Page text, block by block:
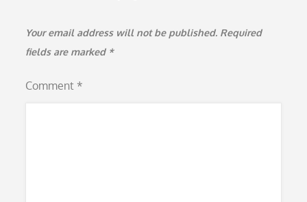
Your email address will not be published. Required
fields are marked *
Comment *